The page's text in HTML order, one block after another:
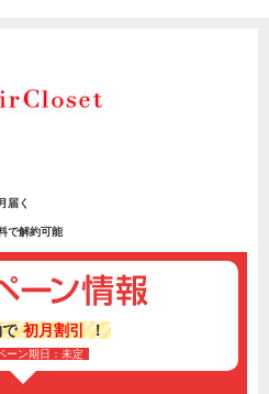
届く
で解約可能
初月割引 ！
ーン期日：未定